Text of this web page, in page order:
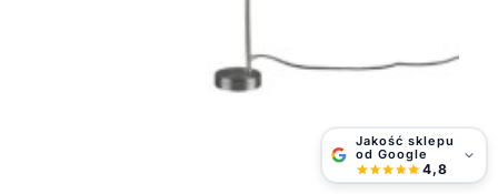
Jakość sklepu
od Google
4,8